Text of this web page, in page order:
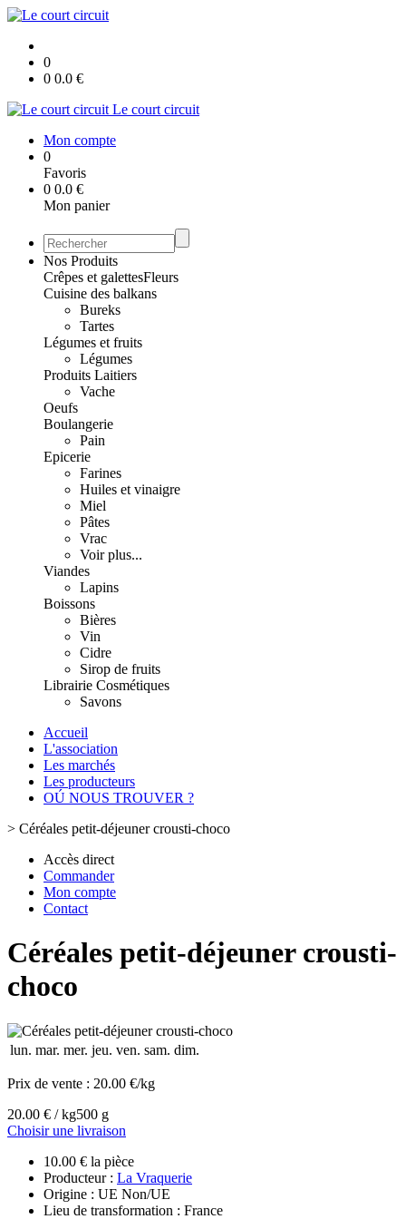
0
0 0.0 €
Le court circuit
Mon compte
0
Favoris
0 0.0 €
Mon panier
Nos Produits
Crêpes et galettesFleurs
Cuisine des balkans
Bureks
Tartes
Légumes et fruits
Légumes
Produits Laitiers
Vache
Oeufs
Boulangerie
Pain
Epicerie
Farines
Huiles et vinaigre
Miel
Pâtes
Vrac
Voir plus...
Viandes
Lapins
Boissons
Bières
Vin
Cidre
Sirop de fruits
Librairie Cosmétiques
Savons
Accueil
L'association
Les marchés
Les producteurs
OÚ NOUS TROUVER ?
> Céréales petit-déjeuner crousti-choco
Accès direct
Commander
Mon compte
Contact
Céréales petit-déjeuner crousti-
choco
lun. mar. mer. jeu. ven. sam. dim.
Prix de vente : 20.00 €/kg
20.00 € / kg500 g
Choisir une livraison
10.00 € la pièce
Producteur : La Vraquerie
Origine : UE Non/UE
Lieu de transformation : France